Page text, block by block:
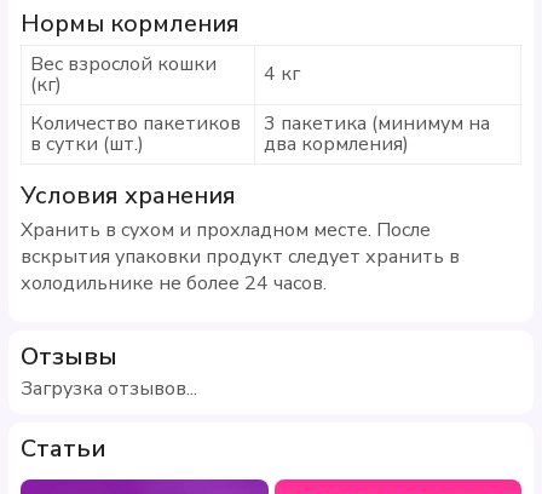
Нормы кормления
Вес взрослой кошки
(кг)
4 кг
Количество пакетиков
в сутки (шт.)
3 пакетика (минимум на
два кормления)
Условия хранения
Хранить в сухом и прохладном месте. После
вскрытия упаковки продукт следует хранить в
холодильнике не более 24 часов.
Отзывы
Загрузка отзывов...
Статьи